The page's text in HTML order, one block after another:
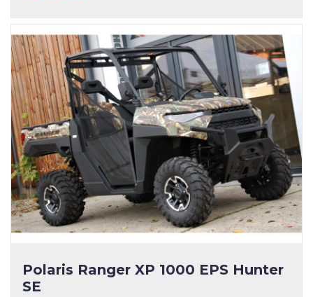
Polaris Ranger XP 1000 EPS Hunter
SE